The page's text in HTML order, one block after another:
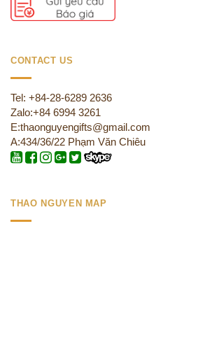
CONTACT US
Tel: +84-28-6289 2636
Zalo:+84 6994 3261
E:thaonguyengifts@gmail.com
A:434/36/22 Phạm Văn Chiêu
THAO NGUYEN MAP